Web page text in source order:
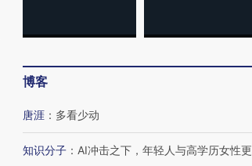
博客
唐涯 ： 多看少动
知识分子 ： AI冲击之下，年轻人与高学历女性更